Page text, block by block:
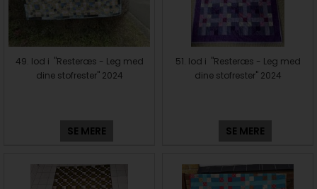
49. lod i "Resteræs - Leg med
dine stofrester" 2024
SE MERE
51. lod i "Resteræs - Leg med
dine stofrester" 2024
SE MERE